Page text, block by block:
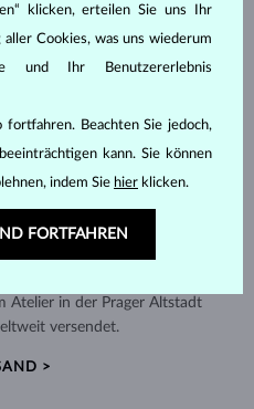
IN PRAG
Atelier in der Prager Altstadt
versendet.
>
klicken, erteilen Sie uns Ihr
Cookies, was uns wiederum
und Ihr Benutzererlebnis
Beachten Sie jedoch,
kann. Sie können
indem Sie hier klicken.
FORTFAHREN